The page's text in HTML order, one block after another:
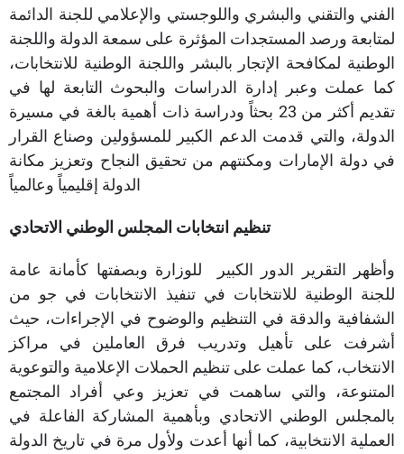
الفني والتقني والبشري واللوجستي والإعلامي للجنة الدائمة
لمتابعة ورصد المستجدات المؤثرة على سمعة الدولة واللجنة
الوطنية لمكافحة الإتجار بالبشر واللجنة الوطنية للانتخابات،
كما عملت وعبر إدارة الدراسات والبحوث التابعة لها في
تقديم أكثر من 23 بحثاً ودراسة ذات أهمية بالغة في مسيرة
الدولة، والتي قدمت الدعم الكبير للمسؤولين وصناع القرار
في دولة الإمارات ومكنتهم من تحقيق النجاح وتعزيز مكانة
تنظيم انتخابات المجلس الوطني الاتحادي
وأظهر التقرير الدور الكبير للوزارة وبصفتها كأمانة عامة
للجنة الوطنية للانتخابات في تنفيذ الانتخابات في جو من
الشفافية والدقة في التنظيم والوضوح في الإجراءات، حيث
أشرفت على تأهيل وتدريب فرق العاملين في مراكز
الانتخاب، كما عملت على تنظيم الحملات الإعلامية والتوعوية
المتنوعة، والتي ساهمت في تعزيز وعي أفراد المجتمع
بالمجلس الوطني الاتحادي وبأهمية المشاركة الفاعلة في
العملية الانتخابية، كما أنها أعدت ولأول مرة في تاريخ الدولة